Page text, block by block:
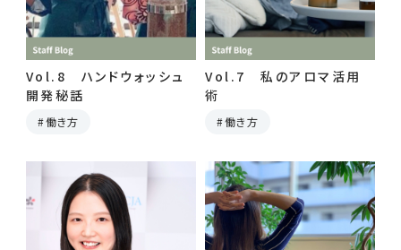
Vol.8 ハンドウォッシュ
開発秘話
働き方
Vol.7 私のアロマ活用
術
働き方